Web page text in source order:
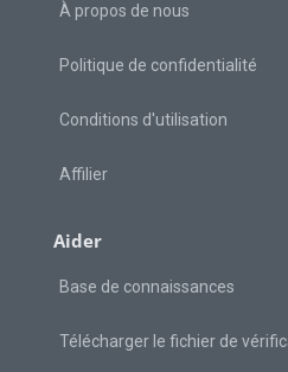
À propos de nous
Politique de confidentialité
Conditions d'utilisation
Affilier
Aider
Base de connaissances
Télécharger le fichier de